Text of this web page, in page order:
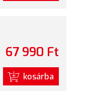
67 990 Ft
kosárba